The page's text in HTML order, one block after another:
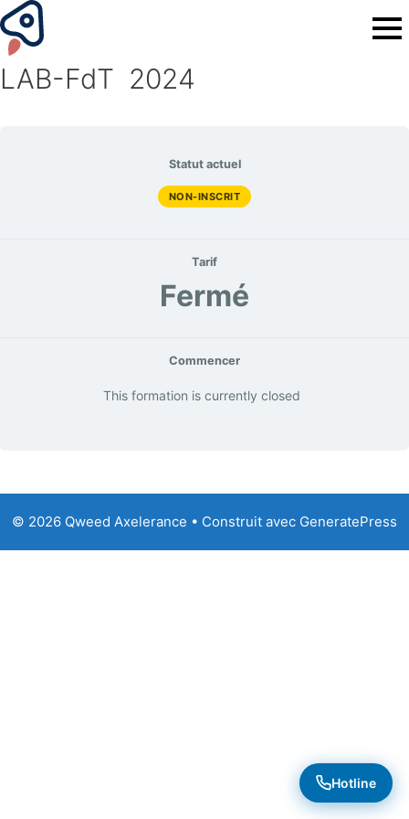
LAB-FdT 2024
Statut actuel
NON-INSCRIT
Tarif
Fermé
Commencer
This formation is currently closed
© 2026 Qweed Axelerance • Construit avec GeneratePress
Hotline